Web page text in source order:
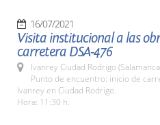
16/07/2021
Visita institucional a las
carretera DSA-476
Ivanrey Ciudad Rodrigo
Punto de encuentro: inicio de
Ivanrey en Ciudad Rodrigo.
Hora: 11:30 h.